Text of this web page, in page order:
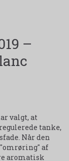
–
valgt, at
tanke,
Når den
af
aromatisk